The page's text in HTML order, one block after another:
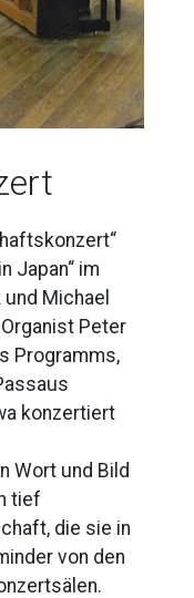
Japan“ im
Michael
Peter
Programms,
konzertiert
Wort und Bild
tief
die sie in
von den